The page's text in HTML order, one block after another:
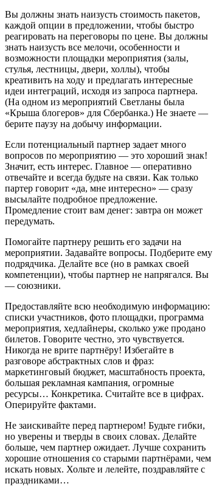
Вы должны знать наизусть стоимость пакетов,
каждой опции в предложении, чтобы быстро
реагировать на переговоры по цене. Вы должны
знать наизусть все мелочи, особенности и
возможности площадки мероприятия (залы,
стулья, лестницы, двери, холлы), чтобы
креативить на ходу и предлагать интересные
идеи интеграций, исходя из запроса партнера.
(На одном из мероприятий Светланы была
«Крыша блогеров» для Сбербанка.) Не знаете —
берите паузу на добычу информации.
Если потенциальный партнер задает много
вопросов по мероприятию — это хороший знак!
Значит, есть интерес. Главное — оперативно
отвечайте и всегда будьте на связи. Как только
партер говорит «да, мне интересно» — сразу
высылайте подробное предложение.
Промедление стоит вам денег: завтра он может
передумать.
Помогайте партнеру решить его задачи на
мероприятии. Задавайте вопросы. Подберите ему
подрядчика. Делайте все (но в рамках своей
компетенции), чтобы партнер не напрягался. Вы
— союзники.
Предоставляйте всю необходимую информацию:
списки участников, фото площадки, программа
мероприятия, хедлайнеры, сколько уже продано
билетов. Говорите честно, это чувствуется.
Никогда не врите партнёру! Избегайте в
разговоре абстрактных слов и фраз:
маркетинговый бюджет, масштабность проекта,
большая рекламная кампания, огромные
ресурсы… Конкретика. Считайте все в цифрах.
Оперируйте фактами.
Не заискивайте перед партнером! Будьте гибки,
но уверены и тверды в своих словах. Делайте
больше, чем партнер ожидает. Лучше сохранить
хорошие отношения со старыми партнёрами, чем
искать новых. Хольте и лелейте, поздравляйте с
праздниками…